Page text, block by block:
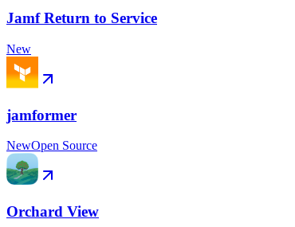
Jamf Return to Service
New
jamformer
NewOpen Source
Orchard View